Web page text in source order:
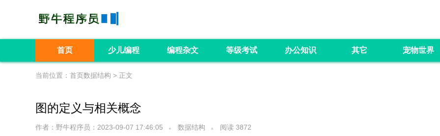
首页 少儿编程 编程杂文 等级考试 办公知识 其它 宠物世界
当前位置： 首页数据结构 > 正文
图的定义与相关概念
作者：野牛程序员 ：2023-09-07 17:46:05 数据结构 阅读 3872